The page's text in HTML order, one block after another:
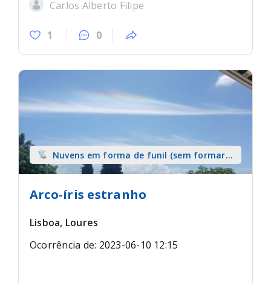
Carlos Alberto Filipe
1 0
Nuvens em forma de funil (sem formar
tromba) sobre terra
Arco-íris estranho
Lisboa, Loures
Ocorrência de: 2023-06-10 12:15